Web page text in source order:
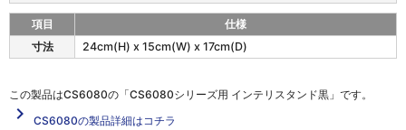
S
V
項目
仕様
寸法
24cm(H) x 15cm(W) x 17cm(D)
この製品はCS6080の「CS6080シリーズ用 インテリスタンド黒」 です。
navigate_next
CS6080の製品詳細はコチラ